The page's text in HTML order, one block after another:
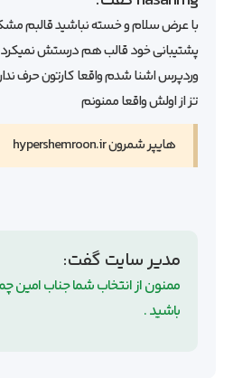
با عرض سلام و خسته نباشید قالبم
پشتیبانی خود قالب هم درستش نمیکرد
وردپرس اشنا شدم واقعا کارتون حرف
تز از اولش واقعا ممنونم
هایپر شمرون hypershemroon.ir
مدیر سایتگفت:
ممنون از انتخاب شما جناب امین
باشید .